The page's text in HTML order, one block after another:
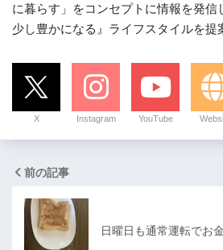
に暮らす」をコンセプトに情報を発信
少し豊かになる』ライフスタイルを提
X Instagram YouTube
前の記事
日曜日も通常運転でお